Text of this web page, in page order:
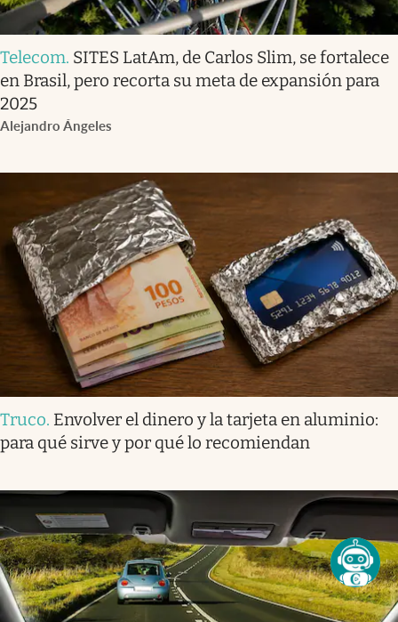
Telecom. SITES LatAm, de Carlos Slim, se fortalece
en Brasil, pero recorta su meta de expansión para
2025
Alejandro Ángeles
Truco. Envolver el dinero y la tarjeta en aluminio:
para qué sirve y por qué lo recomiendan